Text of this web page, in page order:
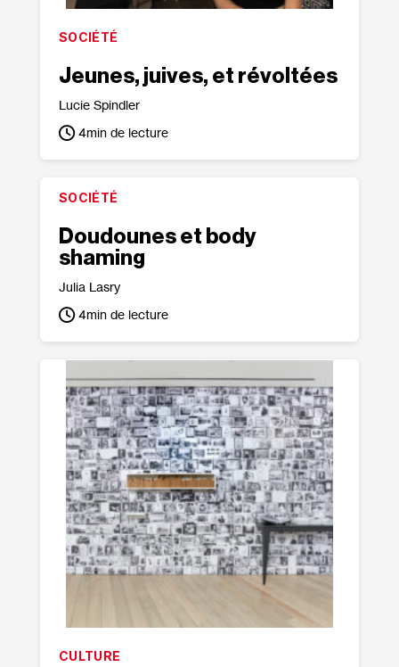
SOCIÉTÉ
Jeunes, juives, et révoltées
Lucie Spindler
4min de lecture
SOCIÉTÉ
Doudounes et body
shaming
Julia Lasry
4min de lecture
CULTURE